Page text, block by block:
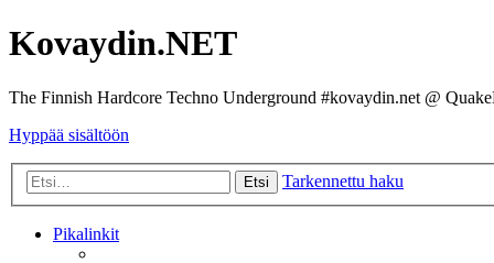
Kovaydin.NET
The Finnish Hardcore Techno Underground #kovaydin.net @
Hyppää sisältöön
Etsi Tarkennettu haku
Pikalinkit